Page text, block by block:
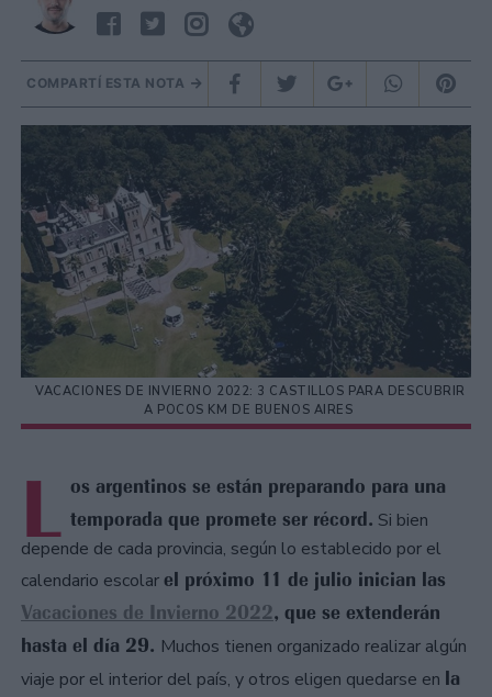
COMPARTÍ ESTA NOTA
VACACIONES DE INVIERNO 2022: 3 CASTILLOS PARA DESCUBRIR
A POCOS KM DE BUENOS AIRES
L os argentinos se están preparando para una
temporada que promete ser récord. Si bien
depende de cada provincia, según lo establecido por el
calendario escolarel próximo 11 de julio inician las
Vacaciones de Invierno 2022, que se extenderán
hasta el día 29. Muchos tienen organizado realizar algún
viaje por el interior del país, y otros eligen quedarse en la